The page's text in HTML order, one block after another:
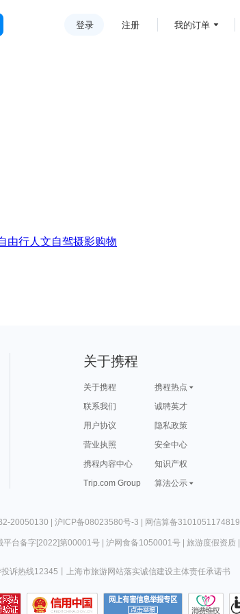
登录 注册 我的订单
由行人文自驾摄影购物
关于携程
关于携程
携程热点
联系我们
诚聘英才
用户协议
隐私政策
营业执照
安全中心
携程内容中心
知识产权
Trip.com Group
算法公示
20050130 | 沪ICP备08023580号-3 | 网信算备
平台备字[2022]第00001号| 沪网食备1050001号| 旅游度假资质|
诉热线12345 上海市旅游网站落实诚信建设主体责任承诺书